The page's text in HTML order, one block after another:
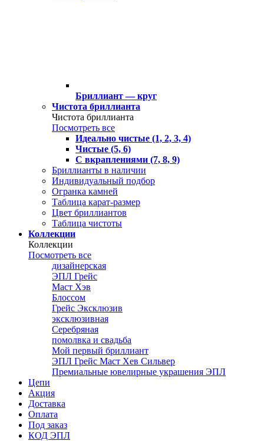
Бриллиант — круг
Чистота бриллианта
Чистота бриллианта
Посмотреть все
Идеально чистые (1, 2, 3, 4)
Чистые (5, 6)
С вкраплениями (7, 8, 9)
Бриллианты в наличии
Индивидуальный подбор
Огранка камней
Таблица карат-размер
Цвет бриллиантов
Таблица чистоты
Коллекции
Коллекции
Посмотреть все
дизайнерская
ЭПЛ Грейс
Маст Хэв
Блоссом
Грейс Эксклюзив
эксклюзивная
Серебряная
помолвка и свадьба
Мой первый бриллиант
ЭПЛ Грейс Маст Хев Сильвер
Премиальные ювелирные украшения ЭПЛ
Цепи
Акция
Доставка
Оплата
Под заказ
КОД ЭПЛ